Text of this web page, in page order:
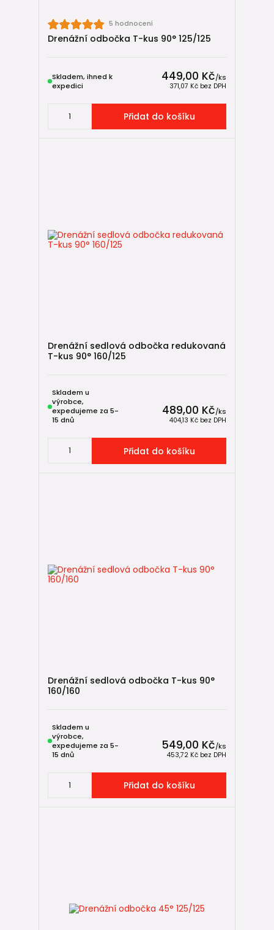
5 hodnocení
Drenážní odbočka T-kus 90° 125/125
449,00 Kč/ks
371,07 Kč bez DPH
Skladem, ihned k
expedici
Přidat do košíku
Drenážní sedlová odbočka redukovaná
T-kus 90° 160/125
489,00 Kč/ks
404,13 Kč bez DPH
Skladem u
výrobce,
expedujeme za 5-
15 dnů
Přidat do košíku
Drenážní sedlová odbočka T-kus 90°
160/160
549,00 Kč/ks
453,72 Kč bez DPH
Skladem u
výrobce,
expedujeme za 5-
15 dnů
Přidat do košíku